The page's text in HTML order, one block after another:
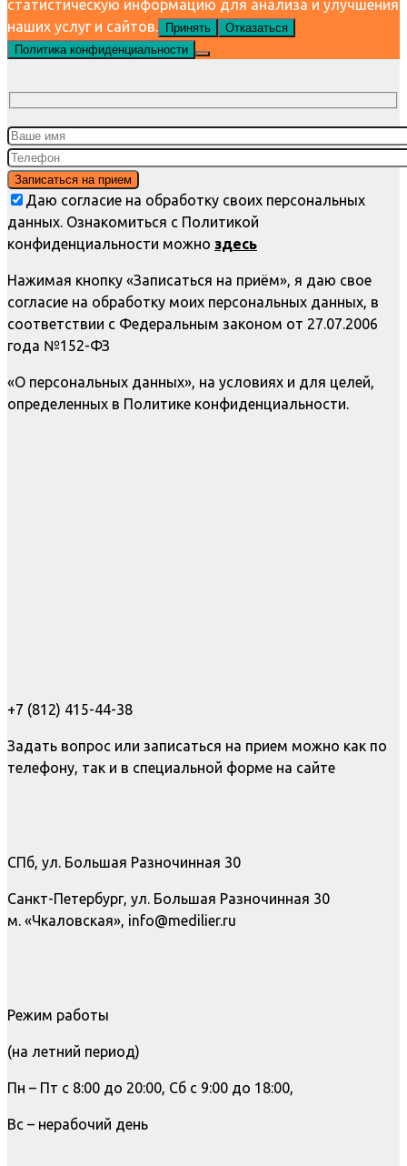
статистическую информацию для анализа и улучшения
наших услуг и сайтов.
Принять
Отказаться
Политика конфиденциальности
Даю согласие на обработку своих персональных
данных. Ознакомиться с Политикой
конфиденциальности можно здесь
Нажимая кнопку «Записаться на приём», я даю свое
согласие на обработку моих персональных данных, в
соответствии с Федеральным законом от 27.07.2006
года №152-ФЗ
«О персональных данных», на условиях и для целей,
определенных в Политике конфиденциальности.
+7 (812) 415-44-38
Задать вопрос или записаться на прием можно как по
телефону, так и в специальной форме на сайте
СПб, ул. Большая Разночинная 30
Санкт-Петербург, ул. Большая Разночинная 30
м. «Чкаловская», info@medilier.ru
Режим работы
(на летний период)
Пн – Пт с 8:00 до 20:00, Сб с 9:00 до 18:00,
Вс – нерабочий день